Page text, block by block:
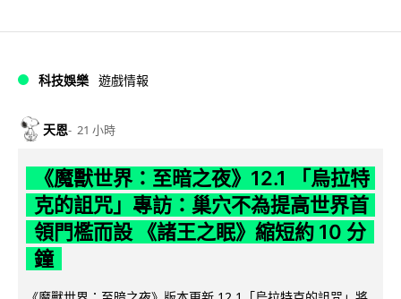
科技娛樂 遊戲情報
天恩 21 小時
《魔獸世界：至暗之夜》12.1 「烏拉特
克的詛咒」專訪：巢穴不為提高世界首
領門檻而設 《諸王之眠》縮短約 10 分
鐘